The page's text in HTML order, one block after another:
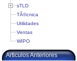
sTLD
TÃ©cnica
Utilidades
Ventas
WIPO
Articulos Anteriores